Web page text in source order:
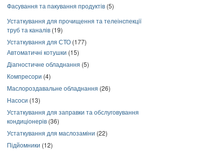
Фасування та пакування продуктів (5)
Устаткування для прочищення та телеінспекції
труб та каналів (19)
Устаткування для СТО (177)
Автоматичні котушки (15)
Діагностичне обладнання (5)
Компресори (4)
Маслороздавальне обладнання (26)
Насоси (13)
Устаткування для заправки та обслуговування
кондиціонерів (36)
Устаткування для маслозаміни (22)
Підйомники (12)